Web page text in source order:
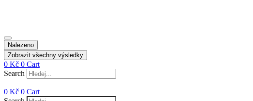
Nalezeno
Zobrazit všechny výsledky
0 Kč 0 Cart
Search
0 Kč 0 Cart